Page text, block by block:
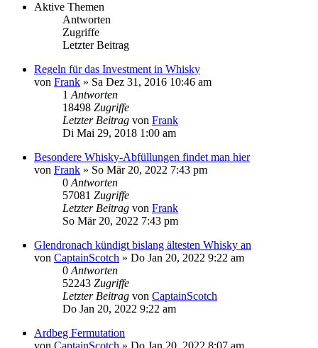
Aktive Themen
Antworten
Zugriffe
Letzter Beitrag
Regeln für das Investment in Whisky
von Frank » Sa Dez 31, 2016 10:46 am
1Antworten
18498 Zugriffe
Letzter Beitrag von Frank
Di Mai 29, 2018 1:00 am
Besondere Whisky-Abfüllungen findet man hier
von Frank » So Mär 20, 2022 7:43 pm
0Antworten
57081 Zugriffe
Letzter Beitrag von Frank
So Mär 20, 2022 7:43 pm
Glendronach kündigt bislang ältesten Whisky an
von CaptainScotch » Do Jan 20, 2022 9:22 am
0Antworten
52243 Zugriffe
Letzter Beitrag von CaptainScotch
Do Jan 20, 2022 9:22 am
Ardbeg Fermutation